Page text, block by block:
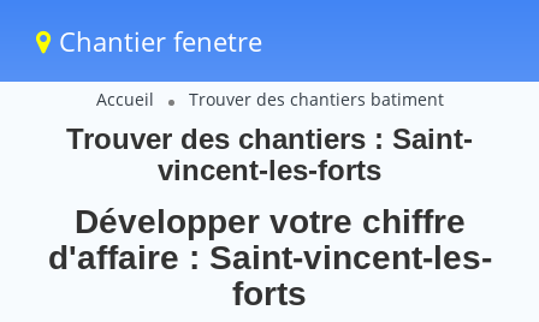
Chantier fenetre
Accueil Trouver des chantiers batiment
Trouver des chantiers : Saint-
vincent-les-forts
Développer votre chiffre
d'affaire : Saint-vincent-les-
forts